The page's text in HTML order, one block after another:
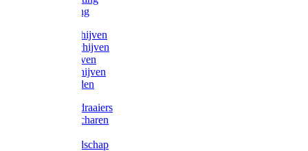
Victorketting
Afbraamschijven
Doorslijpschijven
Lamelschijven
Diamantschijven
Laselektroden
Schroevendraaiers
Tangen / Scharen
Meetgereedschap